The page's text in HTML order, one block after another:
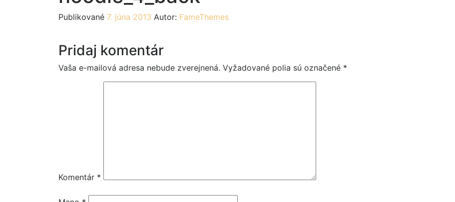
Publikované 7. júna 2013 Autor: FameThemes
Pridaj komentár
Vaša e-mailová adresa nebude zverejnená. Vyžadované polia sú označené *
Komentár *